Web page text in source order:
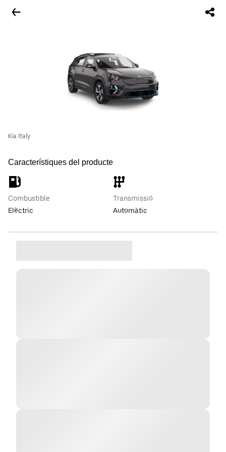
Kia Italy
Característiques del producte
Combustible
Elèctric
Transmissió
Automàtic